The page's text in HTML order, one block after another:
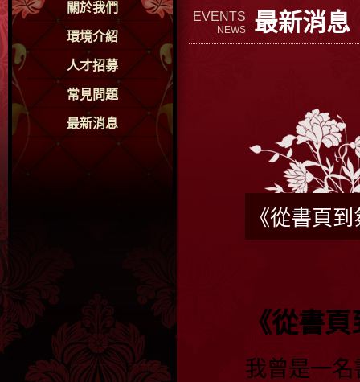
關於我們
環境介紹
人才招募
常見問題
最新消息
EVENTS
NEWS 最新消息
《從書頁
《從書
我曾是一